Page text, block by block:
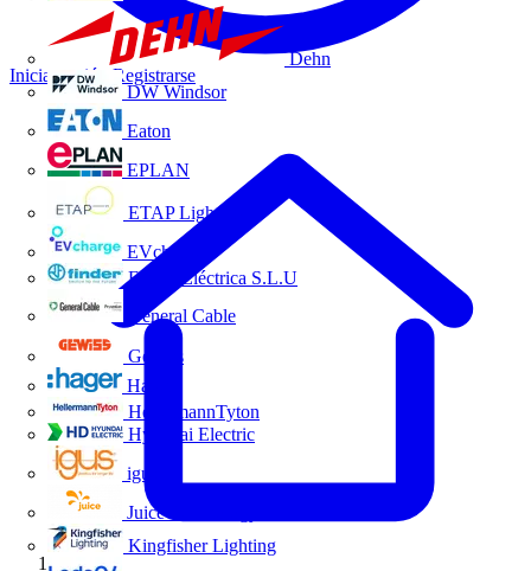
Dehn
DW Windsor
Eaton
EPLAN
ETAP Lighting
EVcharge
Finder Eléctrica S.L.U
General Cable
Gewiss
Hager
HellermannTyton
Hyundai Electric
igus
Juice Technology
Kingfisher Lighting
Iniciar sesión Registrarse